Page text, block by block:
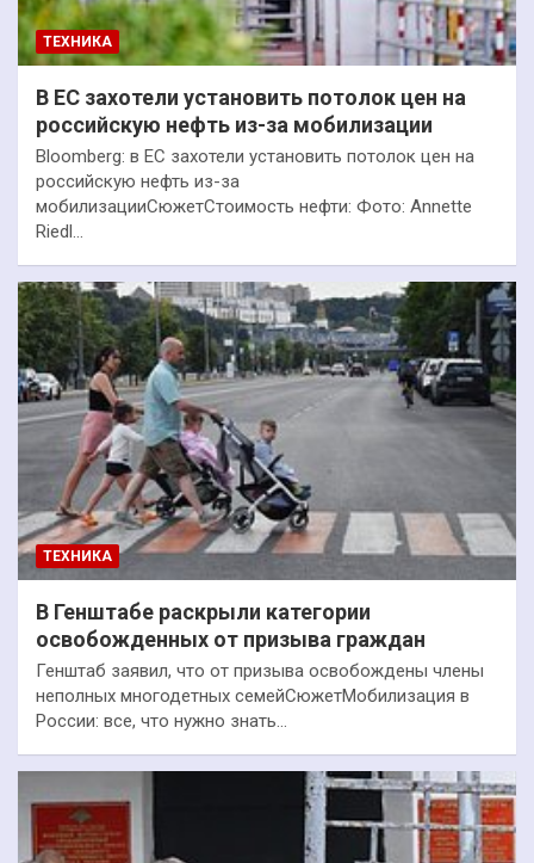
ТЕХНИКА
В ЕС захотели установить потолок цен на
российскую нефть из-за мобилизации
Bloomberg: в ЕС захотели установить потолок цен на
российскую нефть из-за
мобилизацииСюжетСтоимость нефти: Фото: Annette
Riedl…
ТЕХНИКА
В Генштабе раскрыли категории
освобожденных от призыва граждан
Генштаб заявил, что от призыва освобождены члены
неполных многодетных семейСюжетМобилизация в
России: все, что нужно знать…